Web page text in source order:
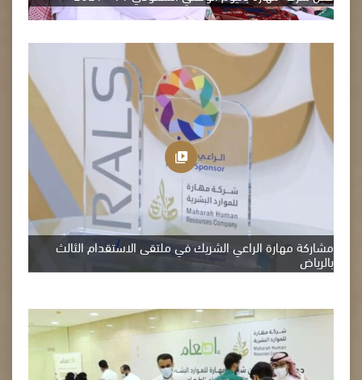
مشاركة مهارة الراعي الشريك في ملتقى الاستقدام الثالث
بالرياض